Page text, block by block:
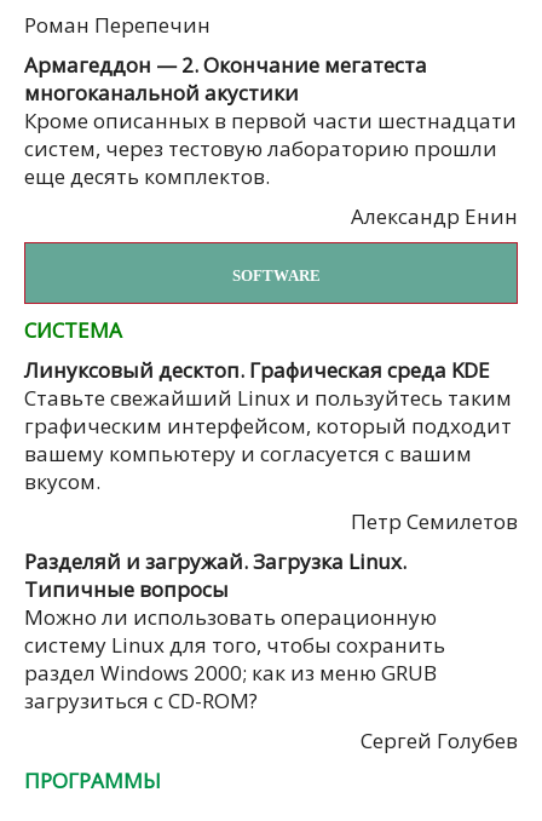
Роман Перепечин
Армагеддон — 2. Окончание мегатеста
многоканальной акустики
Кроме описанных в первой части шестнадцати
систем, через тестовую лабораторию прошли
еще десять комплектов.
Александр Енин
SOFTWARE
СИСТЕМА
Линуксовый десктоп. Графическая среда KDE
Ставьте свежайший Linux и пользуйтесь таким
графическим интерфейсом, который подходит
вашему компьютеру и согласуется с вашим
вкусом.
Петр Семилетов
Разделяй и загружай. Загрузка Linux.
Типичные вопросы
Можно ли использовать операционную
систему Linux для того, чтобы сохранить
раздел Windows 2000; как из меню GRUB
загрузиться с CD-ROM?
Сергей Голубев
ПРОГРАММЫ